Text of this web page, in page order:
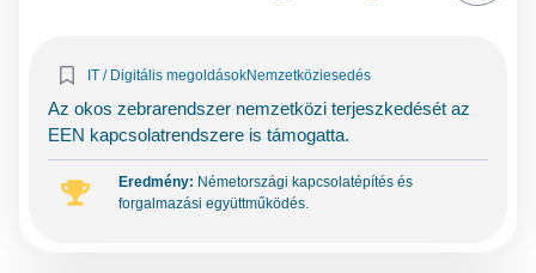
IT / Digitális megoldásokNemzetköziesedés
Az okos zebrarendszer nemzetközi terjeszkedését az
EEN kapcsolatrendszere is támogatta.
Eredmény: Németországi kapcsolatépítés és
forgalmazási együttműködés.